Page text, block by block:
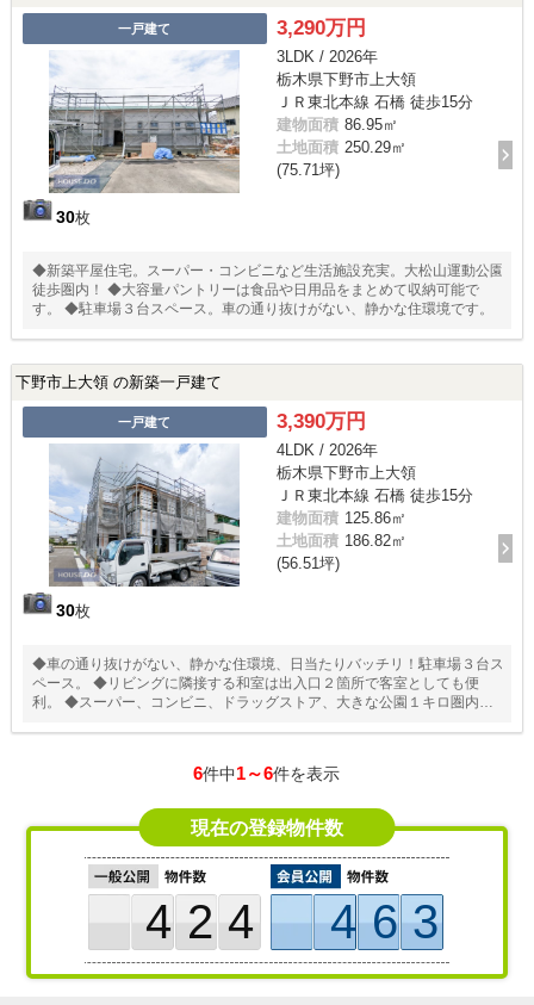
一戸建て
30枚
3,290万円
3LDK / 2026年
栃木県下野市上大領
ＪＲ東北本線 石橋 徒歩15分
建物面積 86.95㎡
土地面積 250.29㎡
(75.71坪)
◆新築平屋住宅。スーパー・コンビニなど生活施設充実。大松山運動公園
徒歩圏内！ ◆大容量パントリーは食品や日用品をまとめて収納可能で
す。 ◆駐車場３台スペース。車の通り抜けがない、静かな住環境です。
下野市上大領 の新築一戸建て
一戸建て
30枚
3,390万円
4LDK / 2026年
栃木県下野市上大領
ＪＲ東北本線 石橋 徒歩15分
建物面積 125.86㎡
土地面積 186.82㎡
(56.51坪)
◆車の通り抜けがない、静かな住環境、日当たりバッチリ！駐車場３台ス
ペース。 ◆リビングに隣接する和室は出入口２箇所で客室としても便
利。 ◆スーパー、コンビニ、ドラッグストア、大きな公園１キロ圏内で
6件中1～6件を表示
現在の登録物件数
424 463